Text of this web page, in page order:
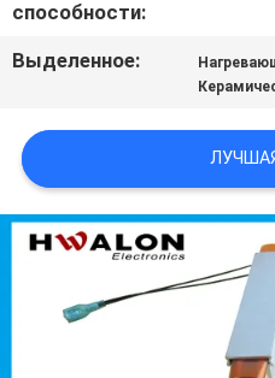
КАРТА
ПОЛИТИКА
способности:
Выделенное: